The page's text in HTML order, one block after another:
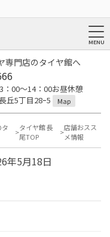
専門店のタイヤ館へ
00～14：00お昼休憩
丘5丁目28ｰ5
Map
タイヤ館 長
尾TOP
店舗おスス
メ情報
年5月18日